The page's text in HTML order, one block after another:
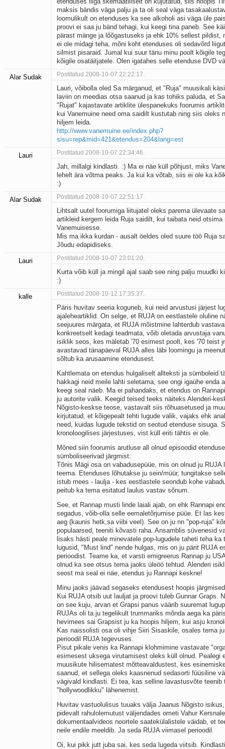
maksis bändis väga palju ja ta oli seal väga
loomulikult on etenduses ka see alkoholi asi väga üle
proovi ei saa ju bänd tehagi, kui keegi tina paneb. See
pärast mänge ja lõõgastuseks ja ehk 10% sellest pildist,
ei ole midagi teha, mõni koht etenduses oli sedavõrd
silmist pisaraid. Jumal kui suur tänu minu poolt kõigile
kõigile osatäitjatele. Olen igatahes selle etenduse DVD
Alar Sudak Postitatud 2008-10-07 22:22:17.
Lauri, võibolla oled Sa märganud, et "Ruja" muusikali
laviin on meedias otsa saanud ja kas tohiks paluda, et
"Rujat" kajastavate artiklite ülespanekuks foorumis
kui Vanemuine need oma saidilt kustutab ning siis oleks
hiljem leida.
http://www.vanemuine.ee/index.php?
sisu=rep&mid=421&etendus=204&lang=est
Lauri Postitatud 2008-10-07 22:34:46.
Jah, millalgi kindlasti. :) Ma ei näe küll põhjust, miks
lehelt ära võtma peaks. Ja kui ka võtab, siis ei ole ka
:)
Alar Sudak Postitatud 2008-10-07 22:51:17.
Lihtsalt uutel foorumiga liitujatel oleks parema ülevaate
artikleid kergem leida Ruja saidilt, kui taibata neid otsima
Vanemuisesse.
Mis ma ikka kurdan - ausalt öeldes oled suure töö Ruja
Jõudu edapidiseks.
Lauri Postitatud 2008-10-07 23:01:20.
Kurta võib küll ja mingil ajal saab see ning palju muudki
:)
kalle Postitatud 2008-10-12 17:35:37.
Päris huvitav seeria koguneb, kui neid arvustusi järjest
ajaleheartiklid. On selge, et RUJA on eestlastele oluline
seejuures märgata, et RUJA mõistmine lahterdub
konkreetselt kedagi teadmata, võib oletada arvustaja
isiklik seos, kes mäletab '70 esimest poolt, kes '70 teist
avastavad tänapäeval RUJA alles läbi loomingu ja
sõltub ka arusaamine etendusest.
Kahtlemata on etendus hulgaliselt allteksti ja sümboleid
hakkagi neid meile lahti seletama, see ongi igaühe enda
keegi seal näeb. Ma ei pahandaks, et etendus on
ju autorite valik. Keegid teised teeks näiteks Alenderi-
Nõgisto-keskse teose, vastavalt siis rõhuasetused ja
kirjutatud, et kõigepealt tehti lugude valik, vajaks ehk
need, kuidas lugude tekstid on seotud etenduse sisuga.
kronoloogilises järjestuses, vist küll eriti tähtis ei ole.
Mõned siin foorumis arutluse all olnud episoodid
sümboliseerivad järgmist:
Tõnis Mägi osa on vabadusepüüe, mis on olnud ju RUJA
teema. Etenduses lõhutakse ju sein/müür, tungitakse
istub mees - laulja - kes eestlastele seondub kohe
peitub ka tema esitatud laulus vastav sõnum.
See, et Rannap musti linde laiali ajab, on ehk Rannapi
segadus, võib-olla selle eemaletõrjumise püüe. Et las
aeg (kaunis hetk,sa viibi veel). See on ju nn "pop-ruja"
populaarsed, teeniti kõvasti raha. Ansamblis süvenesid
lisaks hästi peale minevatele pop-lugudele taheti teha ka
lugusid, "Must lind" nende hulgas, mis on ju pärit RUJA
perioodist. Teame ka, et varsti emigreerus Rannap ju
olnud ka see otsus tema jaoks üleöö tehtud. Alenderi
seost ma seal ei näe, etendus ju Rannapi keskne!
Minu jaoks jäävad segaseks etendusest hoopis
Kui RUJA otsib uut lauljat ja proovi tuleb Gunnar Graps.
on see kuju, arvan et Grapsi panus väärib suuremat
RUJAs oli ta ju tegelikult trummariks mõnda aega ka
hevimees sai Grapsist ju ka hoopis hiljem, kui asju
Kas naissolisti osa oli vihje Siiri Sisaskile, osales tema
perioodil RUJA tegevuses.
Pisut pikale venis ka Rannapi klohmimine vastavate
esimesest uksega virutamisest oleks küll olnud. Pealegi
muusikute hilisematest mõtteavaldustest, kes
saanud, et sellega oleks kaasnenud sedasorti füüsiline
vägivald kindlasti. Ei tea, kas selline lavastusvõte teenib
"hollywoodlikku" lähenemist.
Huvitav vastuolulisus tuuaks välja Jaanus Nõgisto
pidevalt rahulolemutust väljendades ometi Vahur
dokumentaalvideos noortele saatekülalistele väidab, et
neile endile meeldib. Ja seda RUJA viimasel perioodil.
Oi, kui pikk jutt juba sai, kes seda lugeda viitsib.